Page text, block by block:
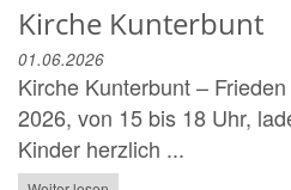
Kirche Kunterbunt
01.06.2026
Kirche Kunterbunt –
2026, von 15 bis 18 Uhr,
Kinder herzlich ...